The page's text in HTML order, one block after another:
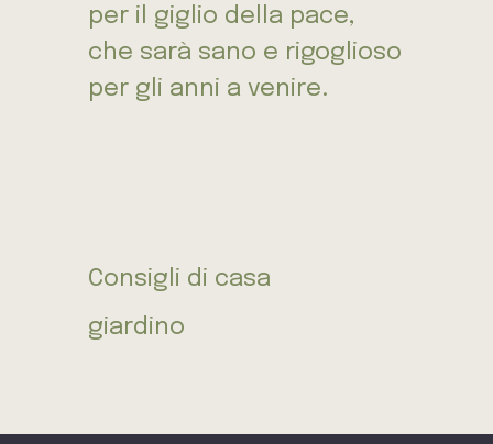
per il giglio della pace,
che sarà sano e rigoglioso
per gli anni a venire.
Consigli di casa
giardino